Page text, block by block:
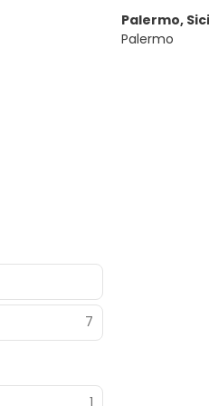
7
1
Palermo,
Palermo